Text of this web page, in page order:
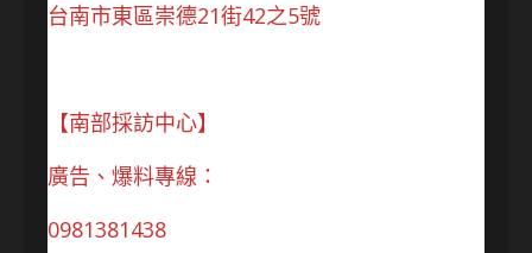
台南市東區崇德21街42之5號
【南部採訪中心】
廣告、爆料專線：
0981381438